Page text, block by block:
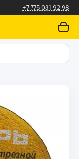
+7 775 031 92 98